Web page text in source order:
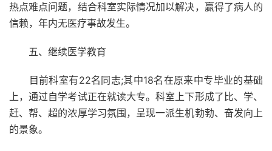
热点难点问题，结合科室实际情况加以解决，赢得了病人的
信赖，年内无医疗事故发生。
五、继续医学教育
目前科室有22名同志;其中18名在原来中专毕业的基础
上，通过自学考试正在就读大专。科室上下形成了比、学、
赶、帮、超的浓厚学习氛围，呈现一派生机勃勃、奋发向上
的景象。